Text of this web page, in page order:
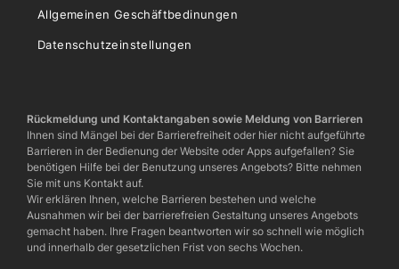
Allgemeinen Geschäftbedinungen
Datenschutzeinstellungen
Rückmeldung und Kontaktangaben sowie Meldung von Barrieren
Ihnen sind Mängel bei der Barrierefreiheit oder hier nicht aufgeführte
Barrieren in der Bedienung der Website oder Apps aufgefallen? Sie
benötigen Hilfe bei der Benutzung unseres Angebots? Bitte nehmen
Sie mit uns Kontakt auf.
Wir erklären Ihnen, welche Barrieren bestehen und welche
Ausnahmen wir bei der barrierefreien Gestaltung unseres Angebots
gemacht haben. Ihre Fragen beantworten wir so schnell wie möglich
und innerhalb der gesetzlichen Frist von sechs Wochen.